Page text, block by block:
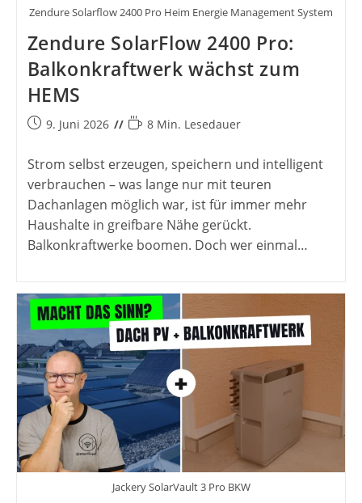
Zendure Solarflow 2400 Pro Heim Energie Management System
Zendure SolarFlow 2400 Pro:
Balkonkraftwerk wächst zum
HEMS
Beitrag9. Juni 2026 Lesedauer:
8 Min. Lesedauer
Strom selbst erzeugen, speichern und intelligent
verbrauchen – was lange nur mit teuren
Dachanlagen möglich war, ist für immer mehr
Haushalte in greifbare Nähe gerückt.
Balkonkraftwerke boomen. Doch wer einmal…
Jackery SolarVault 3 Pro BKW